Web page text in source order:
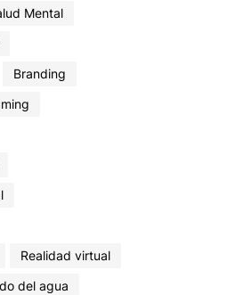
Mental
Branding
Realidad virtual
del agua